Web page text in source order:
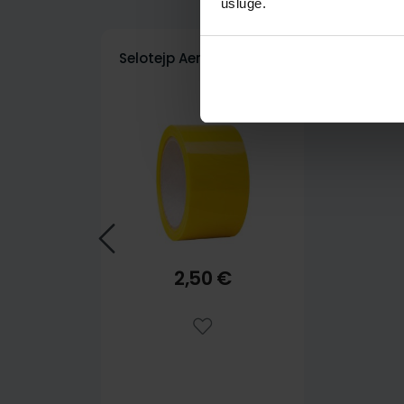
usluge.
Selotejp Aero 48/66 žuti
2,50 €